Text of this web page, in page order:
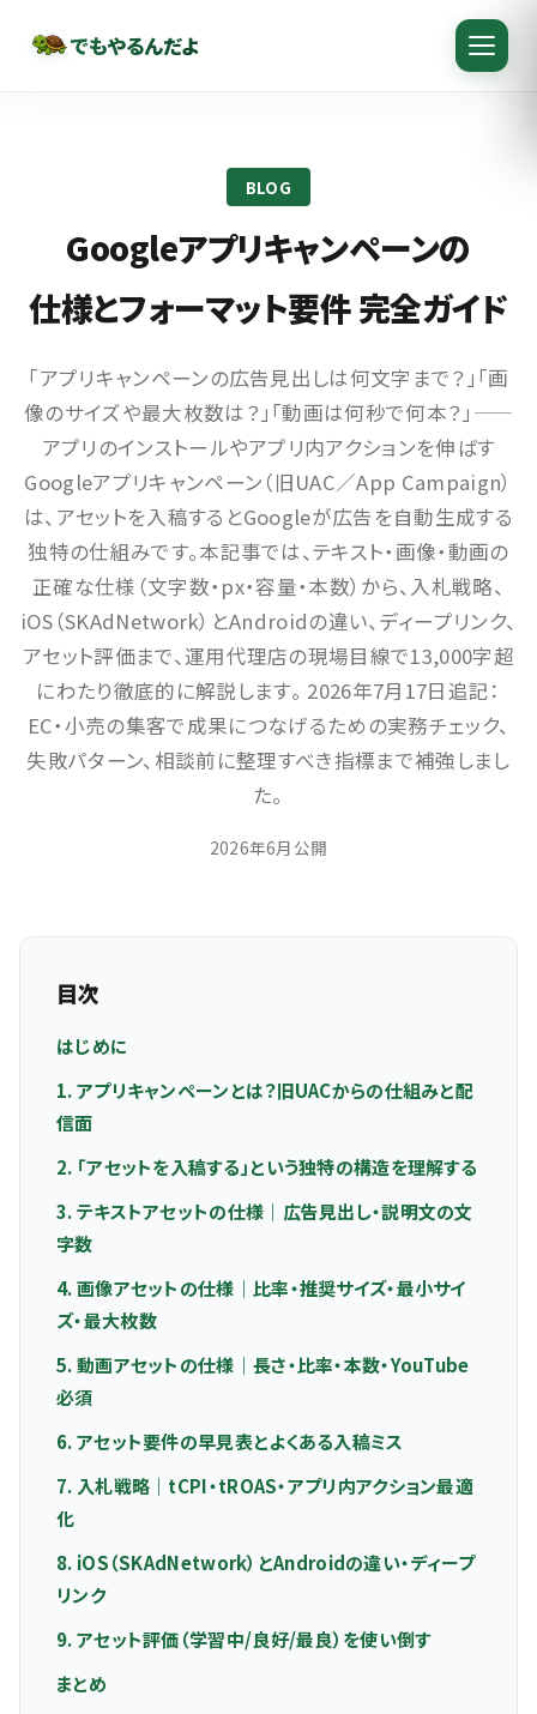
でもやるんだよ
BLOG
Googleアプリキャンペーンの
仕様とフォーマット要件 完全ガイド
「アプリキャンペーンの広告見出しは何文字まで？」「画
像のサイズや最大枚数は？」「動画は何秒で何本？」——
アプリのインストールやアプリ内アクションを伸ばす
Googleアプリキャンペーン（旧UAC／App Campaign）
は、アセットを入稿するとGoogleが広告を自動生成する
独特の仕組みです。本記事では、テキスト・画像・動画の
正確な仕様（文字数・px・容量・本数）から、入札戦略、
iOS（SKAdNetwork）とAndroidの違い、ディープリンク、
アセット評価まで、運用代理店の現場目線で13,000字超
にわたり徹底的に解説します。 2026年7月17日追記：
EC・小売の集客で成果につなげるための実務チェック、
失敗パターン、相談前に整理すべき指標まで補強しまし
た。
2026年6月公開
目次
はじめに
1. アプリキャンペーンとは？旧UACからの仕組みと配
信面
2. 「アセットを入稿する」という独特の構造を理解する
3. テキストアセットの仕様｜広告見出し・説明文の文
字数
4. 画像アセットの仕様｜比率・推奨サイズ・最小サイ
ズ・最大枚数
5. 動画アセットの仕様｜長さ・比率・本数・YouTube
必須
6. アセット要件の早見表とよくある入稿ミス
7. 入札戦略｜tCPI・tROAS・アプリ内アクション最適
化
8. iOS（SKAdNetwork）とAndroidの違い・ディープ
リンク
9. アセット評価（学習中/良好/最良）を使い倒す
まとめ